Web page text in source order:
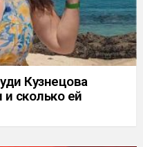
Кузнецова
сколько ей